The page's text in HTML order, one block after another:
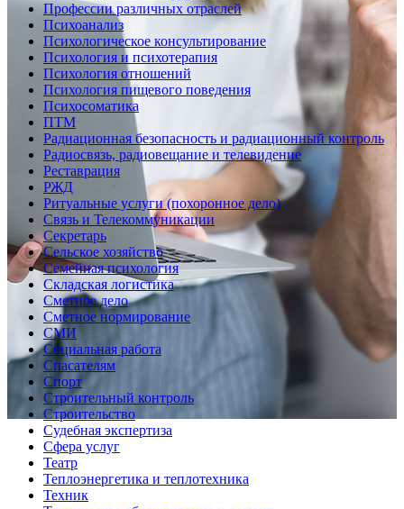
Профессии различных отраслей
Психоанализ
Психологическое консультирование
Психология и психотерапия
Психология отношений
Психология пищевого поведения
Психосоматика
ПТМ
Радиационная безопасность и радиационный контроль
Радиосвязь, радиовещание и телевидение
Реставрация
РЖД
Ритуальные услуги (похоронное дело)
Связь и Телекоммуникации
Секретарь
Сельское хозяйство
Семейная психология
Складская логистика
Сметное дело
Сметное нормирование
СМИ
Социальная работа
Спасателям
Спорт
Строительный контроль
Строительство
Судебная экспертиза
Сфера услуг
Театр
Теплоэнергетика и теплотехника
Техник